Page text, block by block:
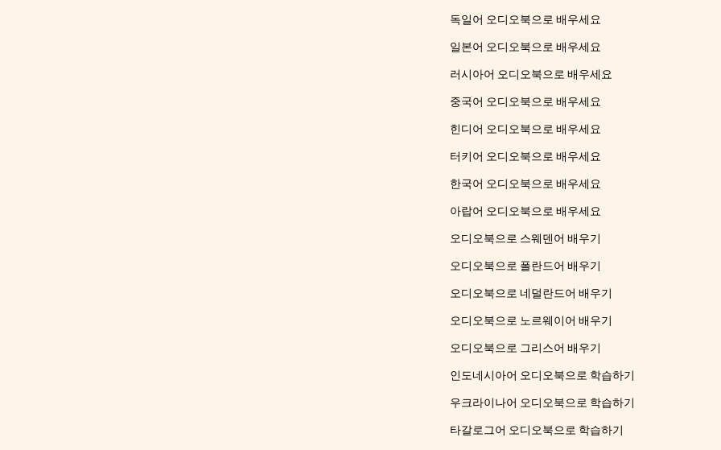
독일어 오디오북으로 배우세요
일본어 오디오북으로 배우세요
러시아어 오디오북으로 배우세요
중국어 오디오북으로 배우세요
힌디어 오디오북으로 배우세요
터키어 오디오북으로 배우세요
한국어 오디오북으로 배우세요
아랍어 오디오북으로 배우세요
오디오북으로 스웨덴어 배우기
오디오북으로 폴란드어 배우기
오디오북으로 네덜란드어 배우기
오디오북으로 노르웨이어 배우기
오디오북으로 그리스어 배우기
인도네시아어 오디오북으로 학습하기
우크라이나어 오디오북으로 학습하기
타갈로그어 오디오북으로 학습하기